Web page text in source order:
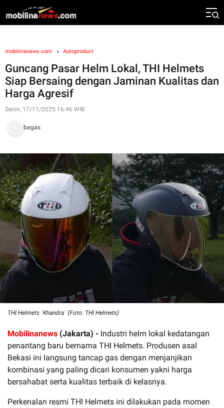
mobilinanews.com Autoproduct
Guncang Pasar Helm Lokal, THI Helmets
Siap Bersaing dengan Jaminan Kualitas dan
Harga Agresif
Senin, 17/11/2025 16:46 WIB
bagas
THI Helmets `Khandra` (Foto: THI Helmets)
Mobilinanews (Jakarta) - Industri helm lokal kedatangan
penantang baru bernama THI Helmets. Produsen asal
Bekasi ini langsung tancap gas dengan menjanjikan
kombinasi yang paling dicari konsumen yakni harga
bersahabat serta kualitas terbaik di kelasnya.
Perkenalan resmi THI Helmets ini dilakukan pada momen